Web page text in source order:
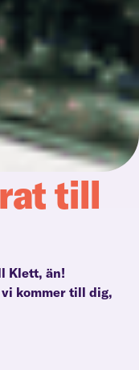
till
Klett, än!
kommer till dig,